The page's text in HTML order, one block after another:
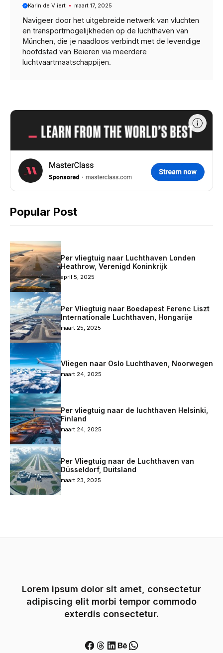
Karin de Vliert maart 17, 2025
Navigeer door het uitgebreide netwerk van vluchten
en transportmogelijkheden op de luchthaven van
München, die je naadloos verbindt met de levendige
hoofdstad van Beieren via meerdere
luchtvaartmaatschappijen.
Popular Post
Per vliegtuig naar Luchthaven Londen
Heathrow, Verenigd Koninkrijk
april 5, 2025
Per Vliegtuig naar Boedapest Ferenc Liszt
Internationale Luchthaven, Hongarije
maart 25, 2025
Vliegen naar Oslo Luchthaven, Noorwegen
maart 24, 2025
Per vliegtuig naar de luchthaven Helsinki,
Finland
maart 24, 2025
Per Vliegtuig naar de Luchthaven van
Düsseldorf, Duitsland
maart 23, 2025
Lorem ipsum dolor sit amet, consectetur
adipiscing elit morbi tempor commodo
exterdis consectetur.
Facebook
Threads
LinkedIn
Behance
WhatsApp